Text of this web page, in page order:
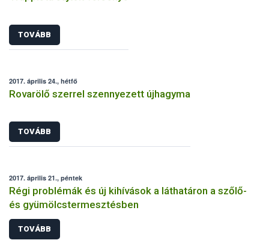
TOVÁBB
2017. április 24., hétfő
Rovarölő szerrel szennyezett újhagyma
TOVÁBB
2017. április 21., péntek
Régi problémák és új kihívások a láthatáron a szőlő-
és gyümölcstermesztésben
TOVÁBB